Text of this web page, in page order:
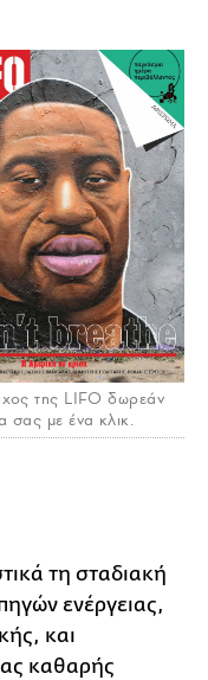
της LIFO δωρεάν
σας με ένα κλικ.
τη σταδιακή
ενέργειας,
και
καθαρής